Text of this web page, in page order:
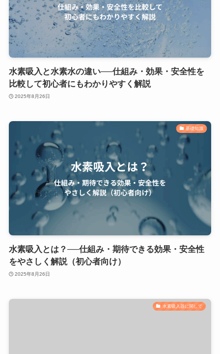
水素吸入と水素水の違い──仕組み・効果・安全性を
比較して初心者にもわかりやすく解説
2025年8月26日
基礎知識
水素吸入とは？──仕組み・期待できる効果・安全性
をやさしく解説（初心者向け）
2025年8月26日
水素吸入器に関して